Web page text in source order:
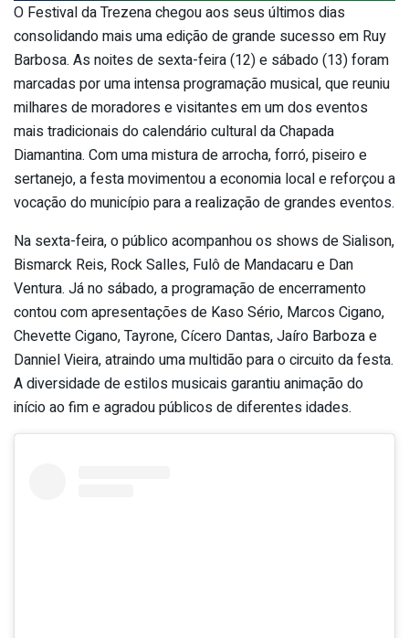
O Festival da Trezena chegou aos seus últimos dias
consolidando mais uma edição de grande sucesso em Ruy
Barbosa. As noites de sexta-feira (12) e sábado (13) foram
marcadas por uma intensa programação musical, que reuniu
milhares de moradores e visitantes em um dos eventos
mais tradicionais do calendário cultural da Chapada
Diamantina. Com uma mistura de arrocha, forró, piseiro e
sertanejo, a festa movimentou a economia local e reforçou a
vocação do município para a realização de grandes eventos.
Na sexta-feira, o público acompanhou os shows de Sialison,
Bismarck Reis, Rock Salles, Fulô de Mandacaru e Dan
Ventura. Já no sábado, a programação de encerramento
contou com apresentações de Kaso Sério, Marcos Cigano,
Chevette Cigano, Tayrone, Cícero Dantas, Jaíro Barboza e
Danniel Vieira, atraindo uma multidão para o circuito da festa.
A diversidade de estilos musicais garantiu animação do
início ao fim e agradou públicos de diferentes idades.